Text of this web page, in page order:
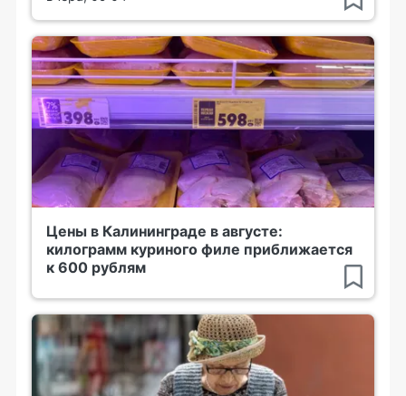
Цены в Калининграде в августе:
килограмм куриного филе приближается
к 600 рублям